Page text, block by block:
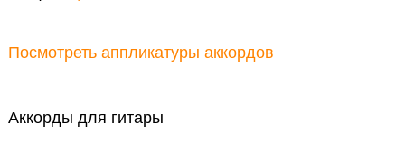
Аккорды для гитары
Посмотреть аппликатуры аккордов